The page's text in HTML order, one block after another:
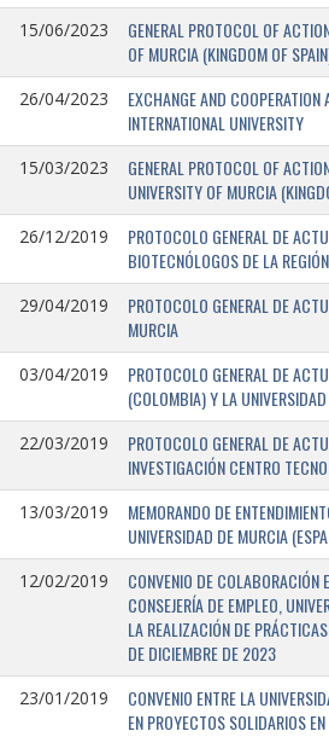
15/06/2023
GENERAL PROTOCOL OF
OF MURCIA (KINGDOM OF
26/04/2023
EXCHANGE AND
INTERNATIONAL UNIVERSITY
15/03/2023
GENERAL PROTOCOL OF
UNIVERSITY OF MURCIA
26/12/2019
PROTOCOLO GENERAL DE
BIOTECNÓLOGOS DE LA
29/04/2019
PROTOCOLO GENERAL DE
MURCIA
03/04/2019
PROTOCOLO GENERAL DE
(COLOMBIA) Y LA
22/03/2019
PROTOCOLO GENERAL DE
INVESTIGACIÓN CENTRO
13/03/2019
MEMORANDO DE
UNIVERSIDAD DE MURCIA
12/02/2019
CONVENIO DE COLABORACIÓN
CONSEJERÍA DE EMPLEO,
LA REALIZACIÓN DE
DE DICIEMBRE DE 2023
23/01/2019
CONVENIO ENTRE LA
EN PROYECTOS SOLIDARIOS